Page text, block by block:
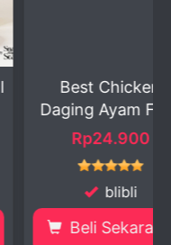
Best Chicken
Daging Ayam Fillet
Dada...
Rp24.900
blibli
Beli Sekarang